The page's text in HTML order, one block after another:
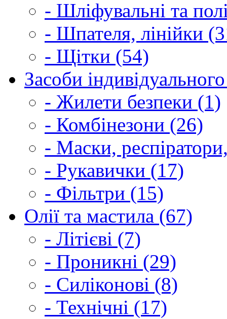
- Шліфувальні та
- Шпателя, лінійки
- Щітки (54)
Засоби
- Жилети безпеки (1)
- Комбінезони (26)
- Маски,
- Рукавички (17)
- Фільтри (15)
Олії та мастила (67)
- Літієві (7)
- Проникні (29)
- Силіконові (8)
- Технічні (17)